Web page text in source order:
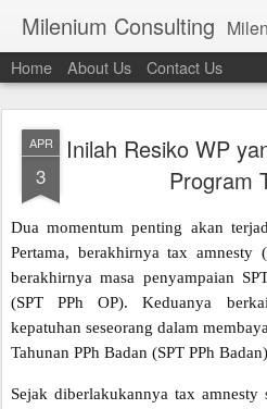
Milenium Consulting Milenium Consulting, yang sebelumnya bernama PT.Aura Milenium Utama bergerak
Home About Us Contact Us
APR
3
Inilah Resiko WP
Program
Dua momentum penting akan
Pertama, berakhirnya tax amnesty
berakhirnya masa penyampaian
(SPT PPh OP). Keduanya
kepatuhan seseorang dalam
Tahunan PPh Badan (SPT PPh
Sejak diberlakukannya tax